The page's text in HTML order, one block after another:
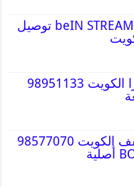
جهاز بي ان ستريم beIN STREAM توصيل
مكتب استخراج فيزا الكويت 98951133
شركة سماعات سقف الكويت 98577070